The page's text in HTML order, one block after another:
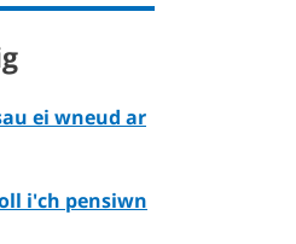
ei wneud ar
i'ch pensiwn